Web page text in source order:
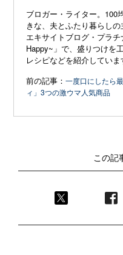
ブロガー・ライター。 100
きな、夫とふたり暮らしの
エキサイトブログ・プラ
Happy~ 」で、盛りつけを
レシピなどを紹介していま
前の記事：一度口にしたら
ィ」3つの激ウマ人気商品
この記